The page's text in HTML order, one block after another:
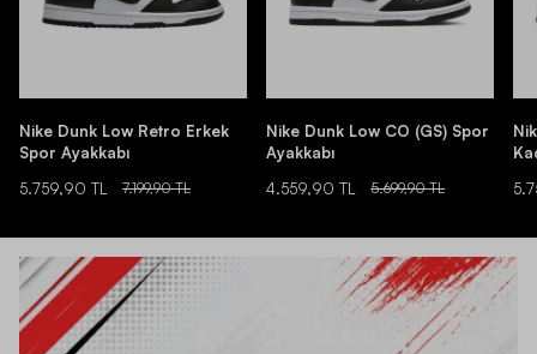
Nike Dunk Low Retro Erkek
Spor Ayakkabı
5.759,90 TL
7.199,90 TL
Nike Dunk Low CO (GS) Spor
Ayakkabı
4.559,90 TL
5.699,90 TL